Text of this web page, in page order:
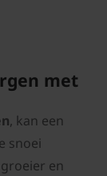
met
, kan een
snoei
en